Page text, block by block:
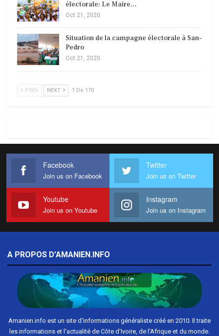
électorale: Le Maire…
Oct 21, 2020
Situation de la campagne électorale à San-
Pedro
Oct 21, 2020
PREV NEXT 1 De 170
Facebook
Join us on Facebook
Twitter
Join us on Twitter
Youtube
Join us on Youtube
Instagram
Join us on Instagram
A PROPOS D’AMANIEN.INFO
Amanien.info est un site d'informations généraliste créé en 2010. Il traite
les informations et l'actualité de Côte d'Ivoire, de l'Afrique et du monde.